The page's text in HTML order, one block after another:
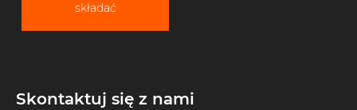
składać
Skontaktuj się z nami